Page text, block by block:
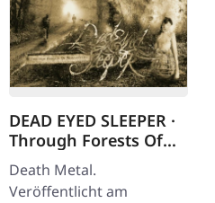
DEAD EYED SLEEPER ·
Through Forests Of
Nonentities | CD
Death Metal.
Veröffentlicht am